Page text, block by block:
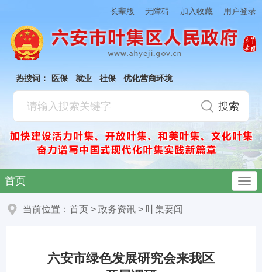
长辈版 无障碍 加入收藏 用户登录
热搜词： 医保 就业 社保 优化营商环境
首页
当前位置： 首页 > 政务资讯 > 叶集要闻
六安市绿色发展研究会来我区